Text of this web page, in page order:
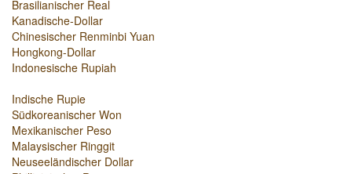
Brasilianischer Real
Kanadische-Dollar
Chinesischer Renminbi Yuan
Hongkong-Dollar
Indonesische Rupiah
Indische Rupie
Südkoreanischer Won
Mexikanischer Peso
Malaysischer Ringgit
Neuseeländischer Dollar